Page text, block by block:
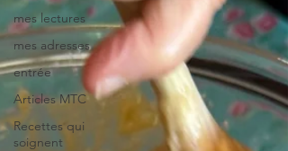
mes lectures
mes adresses
entrée
Articles MTC
Recettes qui
soignent